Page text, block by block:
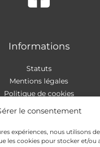
le consentement
expériences, nous utilisons
les cookies pour stocker et/ou
Informations
Statuts
Mentions légales
Politique de cookies
Contact